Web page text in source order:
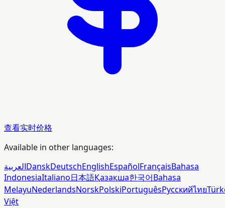
查看实时价格
Available in other languages:
العربيةDanskDeutschEnglishEspañolFrançaisBahasa
IndonesiaItaliano日本語Қазақша한국어Bahasa
MelayuNederlandsNorskPolskiPortuguêsРусскийไทย
Việt